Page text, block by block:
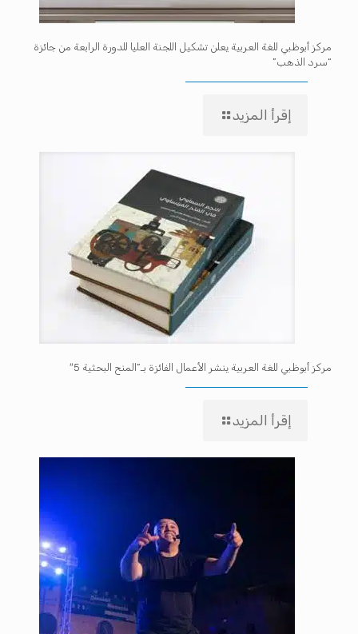
مركز أبوظبي للغة العربية يعلن تشكيل اللجنة العليا للدورة الرابعة من جائزة
“سرد الذهب”
إقرأ المزيد
مركز أبوظبي للغة العربية ينشر الأعمال الفائزة بـ”المنح البحثية 5″
إقرأ المزيد